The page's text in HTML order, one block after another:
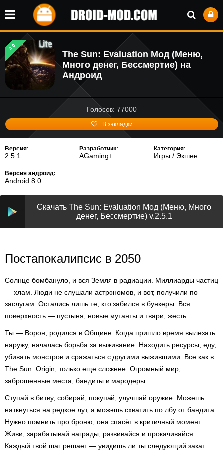
4.0
The Sun: Evaluation Мод (Меню,
Много денег, Бессмертие) на
Андроид
Голосов: 77000
В закладки
Версия:
2.5.1
Разработчик:
AGaming+
Категория:
Игры/ Экшен
Версия андроид:
Android 8.0
Скачать The Sun: Evaluation Мод (Меню, Много
денег, Бессмертие) v.2.5.1
Постапокалипсис в 2050
Солнце бомбануло, и вся Земля в радиации. Миллиарды частиц
— хлам. Люди не слушали астрономов, и вот, получили по
заслугам. Остались лишь те, кто забился в бункеры. Вся
поверхность — пустыня, новые мутанты и твари, жесть.
Ты — Ворон, родился в Общине. Когда пришло время вылезать
наружу, началась борьба за выживание. Находить ресурсы, еду,
убивать монстров и сражаться с другими выжившими. Все как в
The Sun: Origin, только еще сложнее. Огромный мир,
заброшенные места, бандиты и мародеры.
Ступай в битву, собирай, покупай, улучшай оружие. Можешь
наткнуться на редкое лут, а можешь схватить по лбу от бандита.
Нужно помнить про броню, она спасёт в критичный момент.
Живи, зарабатывай награды, развивайся и прокачивайся.
Каждый твой шаг решает — увидишь ли ты следующий закат.